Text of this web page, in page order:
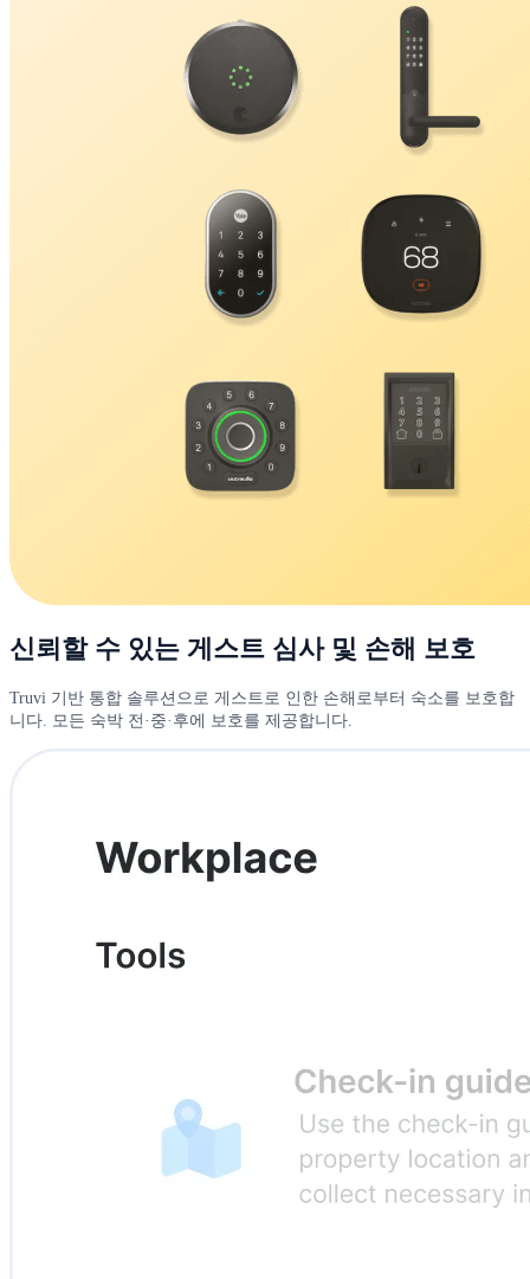
신뢰할 수 있는 게스트 심사 및 손해 보호
Truvi 기반 통합 솔루션으로 게스트로 인한 손해로부터 숙소를 보호합
니다. 모든 숙박 전·중·후에 보호를 제공합니다.